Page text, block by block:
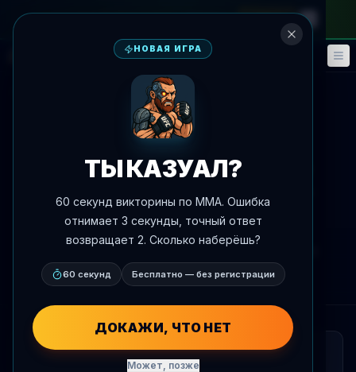
🎮 Фэнтези События
Медиа
Опубликован видеоотчет о
главном событии ACA 203 -
Акопян vs Гафоров
AgentMMA.com
КРАТКО
НОВАЯ ИГРА
ТЫ КАЗУАЛ?
60 секунд викторины по MMA. Ошибка
отнимает 3 секунды, точный ответ
возвращает 2. Сколько наберёшь?
60 секунд Бесплатно — без регистрации
ДОКАЖИ, ЧТО НЕТ
Может, позже